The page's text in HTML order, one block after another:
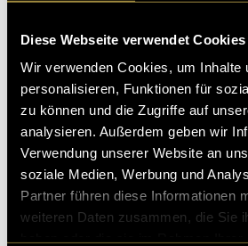
Diese Webseite verwendet Cookies
Wir verwenden Cookies, um Inhalte
personalisieren, Funktionen für
zu können und die Zugriffe auf
analysieren. Außerdem geben wir
Verwendung unserer Website an
soziale Medien, Werbung und
Partner führen diese Informationen
weiteren Daten zusammen, die Sie
(hil)
Kritik